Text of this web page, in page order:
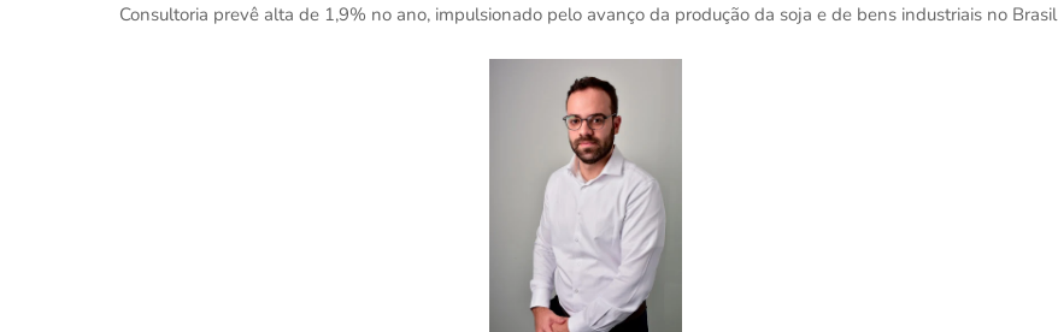
Consultoria prevê alta de 1,9% no ano, impulsionado pelo avanço da produção da soja e de bens industriais no Brasil